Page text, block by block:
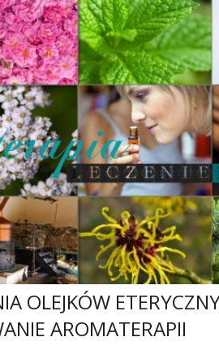
OLEJKÓW
AROMATERAPII